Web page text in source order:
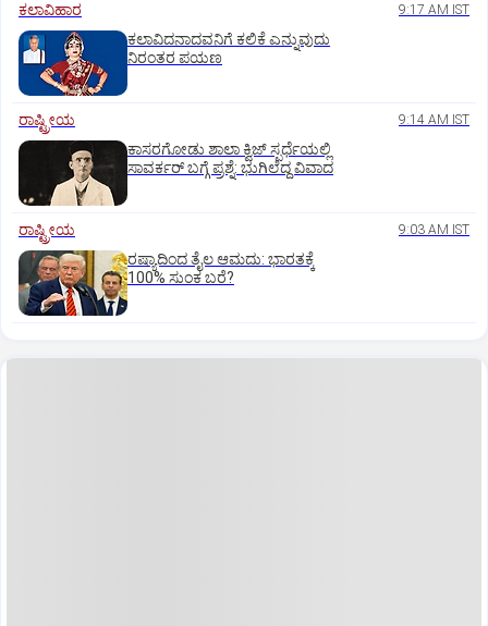
ಕಲಾವಿಹಾರ 9:17 AM IST
ಕಲಾವಿದನಾದವನಿಗೆ ಕಲಿಕೆ ಎನ್ನುವುದು
ನಿರಂತರ ಪಯಣ
ರಾಷ್ಟ್ರೀಯ 9:14 AM IST
ಕಾಸರಗೋಡು ಶಾಲಾ ಕ್ವಿಜ್‌ ಸ್ಪರ್ಧೆಯಲ್ಲಿ
ಸಾವರ್ಕರ್‌ ಬಗ್ಗೆ ಪ್ರಶ್ನೆ: ಭುಗಿಲೆದ್ದ ವಿವಾದ
ರಾಷ್ಟ್ರೀಯ 9:03 AM IST
ರಷ್ಯಾದಿಂದ ತೈಲ ಆಮದು: ಭಾರತಕ್ಕೆ
100% ಸುಂಕ ಬರೆ?